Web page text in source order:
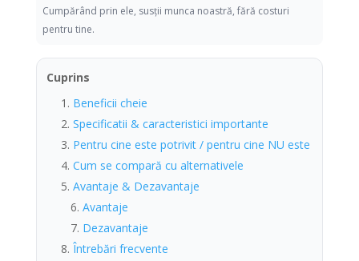
Cumpărând prin ele, susții munca noastră, fără costuri
pentru tine.
Cuprins
Beneficii cheie
Specificatii & caracteristici importante
Pentru cine este potrivit / pentru cine NU este
Cum se compară cu alternativele
Avantaje & Dezavantaje
Avantaje
Dezavantaje
Întrebări frecvente